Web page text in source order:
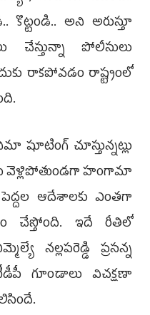
కొట్టండి.. అని అరుస్తూ
చేస్తున్నా పోలీసులు
రాకపోవడం రాష్ట్రంలో
చూస్తున్నట్లు
వెళ్లిపోతుండగా హంగామా
ఆదేశాలకు ఎంతగా
చేస్తోంది. ఇదే రీతిలో
నల్లపరెడ్డి ప్రసన్న
గూండాలు విచక్షణా